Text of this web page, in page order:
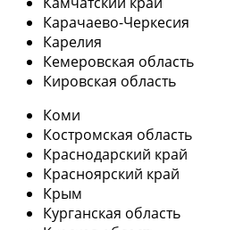
Карачаево-Черкесия
Карелия
Кемеровская область
Кировская область
Коми
Костромская область
Краснодарский край
Красноярский край
Крым
Курганская область